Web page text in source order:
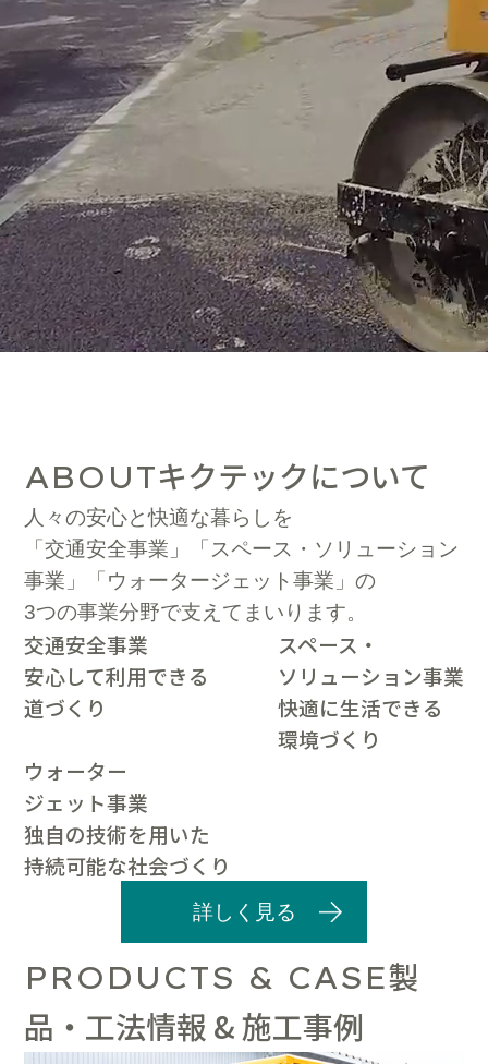
ABOUTキクテックについて
人々の安心と快適な暮らしを
「交通安全事業」「スペース・ソリューション
事業」「ウォータージェット事業」の
3つの事業分野で支えてまいります。
交通安全事業
安心して利用できる
道づくり
スペース・
ソリューション事業
快適に生活できる
環境づくり
ウォーター
ジェット事業
独自の技術を用いた
持続可能な社会づくり
詳しく見る
PRODUCTS & CASE製
品・工法情報 & 施工事例